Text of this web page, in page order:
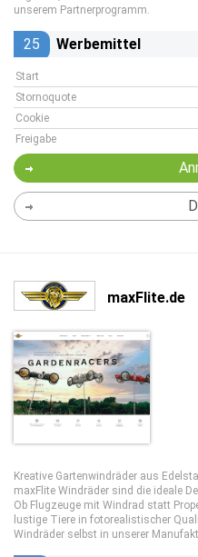
unserem Partnerprogramm.
25 Werbemittel
Start
Stornoquote
Cookie
Freigabe
maxFlite.de
Kreative Gartenwindräder aus
maxFlite Windräder sind die ideale
Ob Flugzeuge mit Windrad statt
lustige Tiere in fotorealistischer
Windräder selbst in unserer